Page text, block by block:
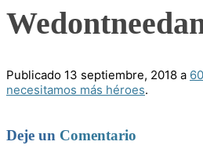
Publicado 13 septiembre, 2018 a
necesitamos más héroes.
Deje un Comentario